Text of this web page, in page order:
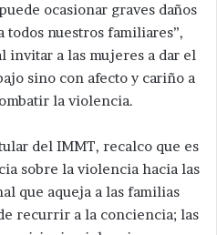
ocasionar graves daños
todos nuestros familiares”,
invitar a las mujeres a dar el
sino con afecto y cariño a
la violencia.
del IMMT, recalco que es
sobre la violencia hacia las
que aqueja a las familias
recurrir a la conciencia; las